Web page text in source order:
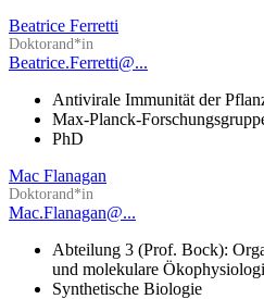
Beatrice Ferretti
Doktorand*in
Beatrice.Ferretti@...
Antivirale Immunität der
Max-Planck-
PhD
Mac Flanagan
Doktorand*in
Mac.Flanagan@...
Abteilung 3 (Prof. Bock):
und molekulare
Synthetische Biologie